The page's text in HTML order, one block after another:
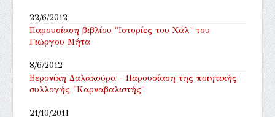
22/6/2012
Παρουσίαση βιβλίου "Ιστορίες του Χάλ" του
Γιώργου Μήτα
8/6/2012
Βερονίκη Δαλακούρα - Παρουσίαση της ποιητικής
συλλογής "Καρναβαλιστής"
21/10/2011